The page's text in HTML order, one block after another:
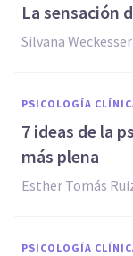
La sensación
Silvana Weckesser
PSICOLOGÍA
7 ideas de la
más plena
Esther Tomás
PSICOLOGÍA